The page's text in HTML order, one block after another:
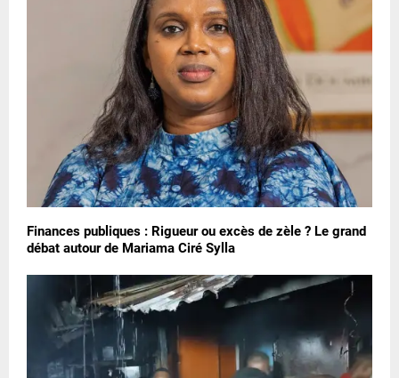
Finances publiques : Rigueur ou excès de zèle ? Le grand
débat autour de Mariama Ciré Sylla